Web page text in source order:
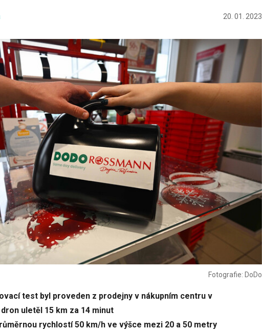
20. 01. 2023
Fotografie: DoDo
test byl proveden z prodejny v nákupním centru v
uletěl 15 km za 14 minut
rychlostí 50 km/h ve výšce mezi 20 a 50 metry